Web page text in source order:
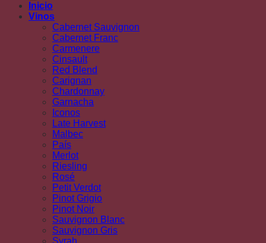
Inicio
Vinos
Cabernet Sauvignon
Cabernet Franc
Carmenere
Cinsault
Red Blend
Carignan
Chardonnay
Garnacha
Iconos
Late Harvest
Malbec
País
Merlot
Riesling
Rosé
Petit Verdot
Pinot Grigio
Pinot Noir
Sauvignon Blanc
Sauvignon Gris